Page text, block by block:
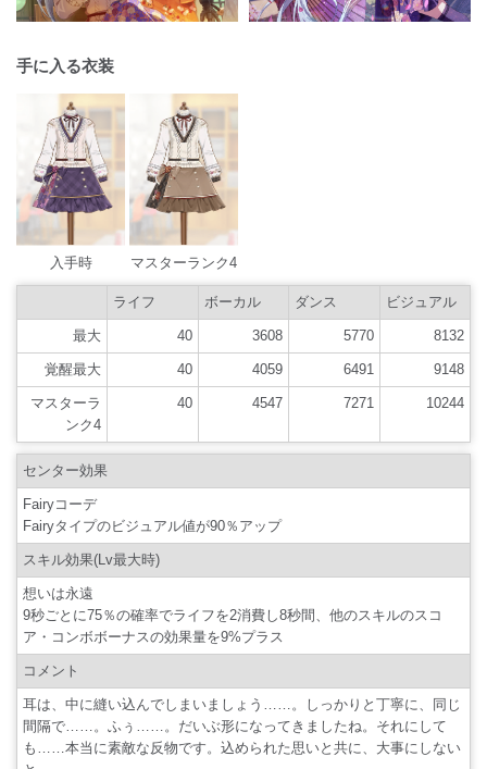
手に入る衣装
入手時 マスターランク4
ライフ ボーカル ダンス ビジュアル
最大 40 3608 5770 8132
覚醒最大 40 4059 6491 9148
マスターラ
ンク4
40 4547 7271 10244
センター効果
Fairyコーデ
Fairyタイプのビジュアル値が90％アップ
スキル効果(Lv最大時)
想いは永遠
9秒ごとに75％の確率でライフを2消費し8秒間、他のスキルのスコ
ア・コンボボーナスの効果量を9%プラス
コメント
耳は、中に縫い込んでしまいましょう……。しっかりと丁寧に、同じ
間隔で……。ふぅ……。だいぶ形になってきましたね。それにして
も……本当に素敵な反物です。込められた思いと共に、大事にしない